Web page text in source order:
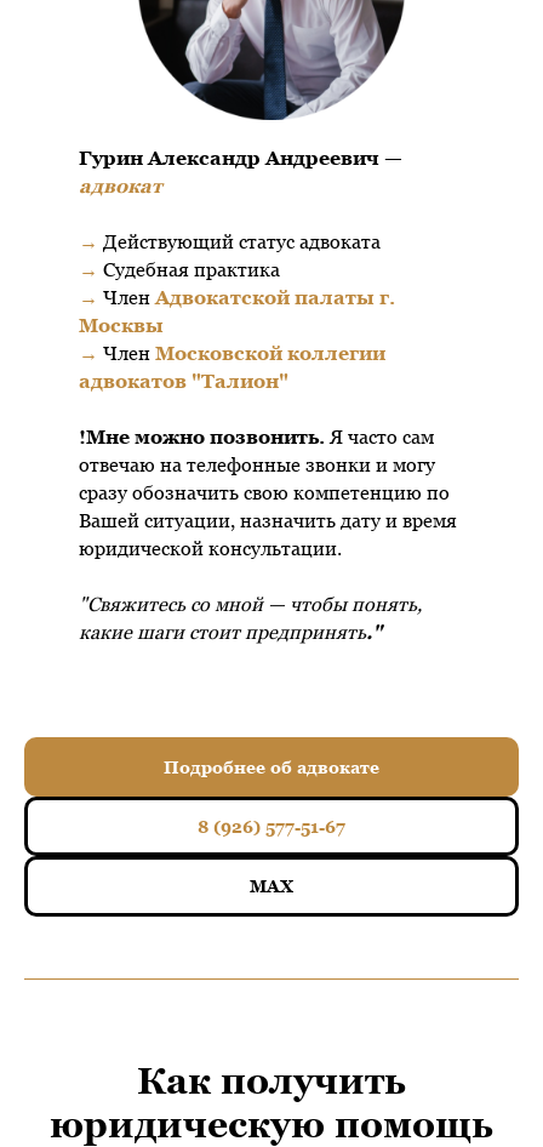
Гурин Александр Андреевич —
адвокат
→ Действующий статус адвоката
→ Судебная практика
→ Член Адвокатской палаты г.
Москвы
→ Член Московской коллегии
адвокатов "Талион"
!Мне можно позвонить. Я часто сам
отвечаю на телефонные звонки и могу
сразу обозначить свою компетенцию по
Вашей ситуации, назначить дату и время
юридической консультации.
"Свяжитесь со мной — чтобы понять,
какие шаги стоит предпринять."
Подробнее об адвокате
8 (926) 577-51-67
MAX
Как получить
юридическую помощь